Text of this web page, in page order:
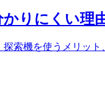
りにくい理
索機を使うメリッ